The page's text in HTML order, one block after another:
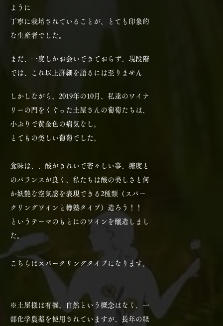
ように
丁寧に栽培されていることが、とても印象的
な生産者でした。
まだ、一度しかお会いできておらず、現段階
では、これ以上詳細を語るには至りません
しかしながら、2019年の10月、私達のワイナ
リーの門をくぐった土屋さんの葡萄たちは、
小ぶりで黄金色の病気なし。
とてもの美しい葡萄でした。
食味は、、酸がきれいで若々しい事、糖度と
のバランスが良く、私たちは酸の美しさと何
か妖艶な空気感を表現できる2種類（スパー
クリングワインと樽塾タイプ）造ろう！！
というテーマのもとにのワインを醸造しまし
た。
こちらはスパークリングタイプになります。
※土屋様は有機、自然という概念はなく、一
部化学農薬を使用されていますが、長年の経